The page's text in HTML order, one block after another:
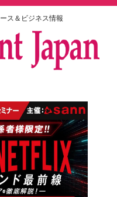
ス＆ビジネス情報